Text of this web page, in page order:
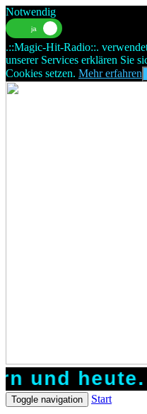
Notwendig
.::Magic-Hit-Radio::.
unserer Services erklären Sie
Cookies setzen. Mehr erfahren
heute.
Toggle navigation Start